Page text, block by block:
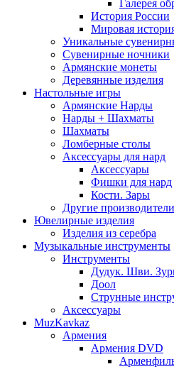
Галерея
История России
Мировая
Уникальные
Сувенирные ночники
Армянские монеты
Деревянные изделия
Настольные игры
Армянские Нарды
Нарды + Шахматы
Шахматы
Ломберные столы
Аксессуары для нард
Аксессуары
Фишки для нард
Кости. Зары
Другие производители
Ювелирные изделия
Изделия из серебра
Музыкальные инструменты
Инструменты
Дудук. Шви.
Доол
Струнные
Аксессуары
MuzKavkaz
Армения
Армения DVD